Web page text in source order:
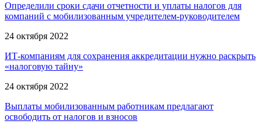
Определили сроки сдачи отчетности и уплаты налогов для
компаний с мобилизованным учредителем-руководителем
24 октября 2022
ИТ-компаниям для сохранения аккредитации нужно раскрыть
«налоговую тайну»
24 октября 2022
Выплаты мобилизованным работникам предлагают
освободить от налогов и взносов